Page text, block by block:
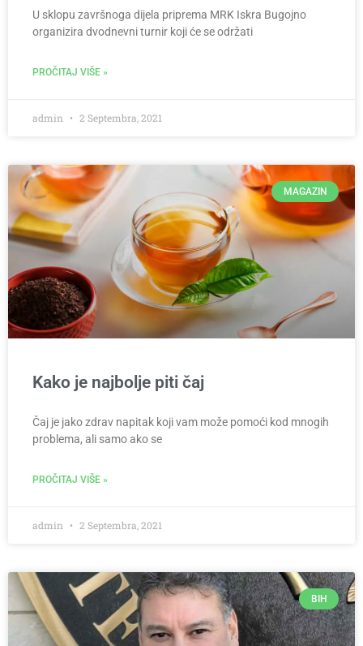
U sklopu završnoga dijela priprema MRK Iskra Bugojno
organizira dvodnevni turnir koji će se održati
PROČITAJ VIŠE »
admin 2 Septembra, 2021
MAGAZIN
Kako je najbolje piti čaj
Čaj je jako zdrav napitak koji vam može pomoći kod mnogih
problema, ali samo ako se
PROČITAJ VIŠE »
admin 2 Septembra, 2021
BIH